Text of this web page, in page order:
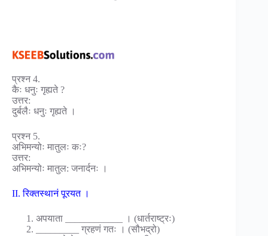
प्रश्न 4.
कैः धनुः गृह्यते ?
उत्तर:
दुर्बलैः धनुः गृह्यते ।
प्रश्न 5.
अभिमन्योः मातुलः कः?
उत्तर:
अभिमन्योः मातुल: जनार्दनः ।
II. रिक्तस्थानं पूरयत ।
अपयाता ____________ । (धार्तराष्ट्रः)
_________ ग्रहणं गतः । (सौभद्रो)